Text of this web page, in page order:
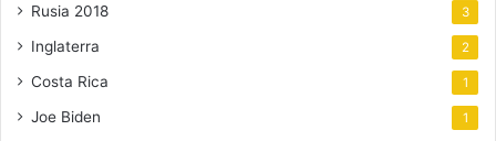
Rusia 2018 3
Inglaterra 2
Costa Rica 1
Joe Biden 1